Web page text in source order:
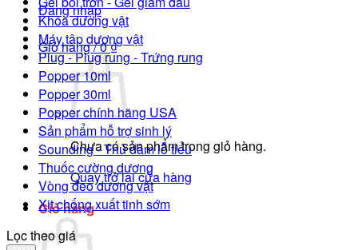
Đăng nhập
Giỏ hàng /0₫
Chưa có sản phẩm trong giỏ hàng.
Quay trở lại cửa hàng
Giỏ hàng
Khóa dương vật
Máy tập dương vật
Plug - Plug rung - Trứng rung
Popper 10ml
Popper 30ml
Popper chính hãng USA
Sản phẩm hỗ trợ sinh lý
Sounding - Thủ dâm lỗ tiểu
Thuốc cường dương
Vòng đeo dương vật
Xịt chống xuất tinh sớm
Lọc theo giá